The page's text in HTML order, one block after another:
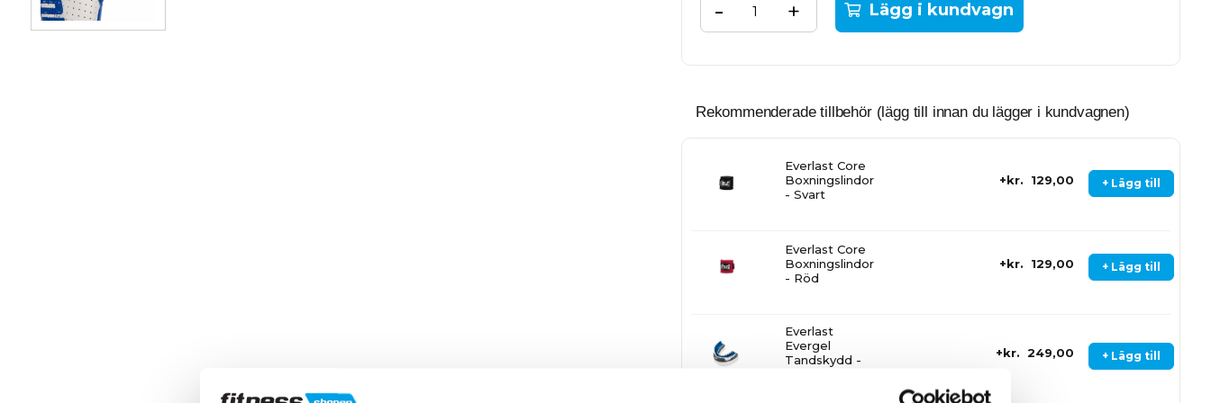
+
- Lägg i kundvagn
Rekommenderade tillbehör (lägg till innan du lägger i kundvagnen)
+ Lägg till
Everlast Core
Boxningslindor
- Svart
kr. 129,00
+ Lägg till
Everlast Core
Boxningslindor
- Röd
kr. 129,00
+ Lägg till
Everlast
Evergel
Tandskydd -
kr. 249,00